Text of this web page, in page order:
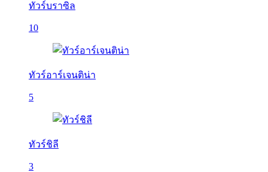
ทัวร์บราซิล
10
ทัวร์อาร์เจนติน่า
5
ทัวร์ชิลี
3